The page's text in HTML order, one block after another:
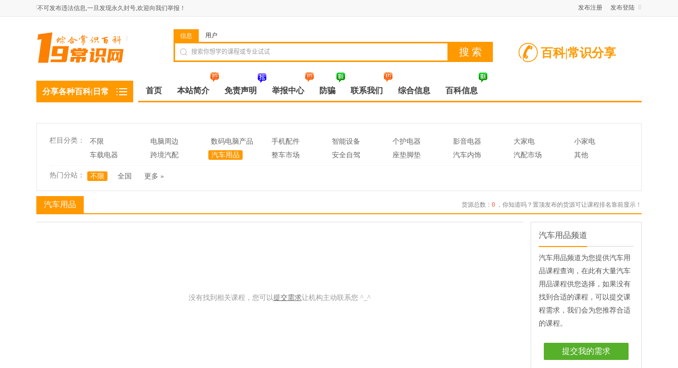
不可发布违法信息,一旦发现永久封号,欢迎向我们举报！ 发布登陆
发布注册
百科|常识分享
信息 用户
分享各种百科|日常 首页 本站简介 免责声明 举报中心 防骗 联系我们 综合信息 百科信息
栏目分类： 不限 电脑周边 数码电脑产品 手机配件 智能设备 个护电器 影音电器 大家电
小家电
车载电器
跨境汽配 汽车用品 整车市场 安全自驾 座垫脚垫 汽车内饰 汽配市场 其他
热门分站： 不限 全国 更多 »
汽车用品 货源总数： 0 ，你知道吗？置顶发布的货源可让课程排名靠前显示！
汽车用品频道
汽车用品频道为您提供汽车用
品课程查询，在此有大量汽车
用品课程供您选择，如果没有
找到合适的课程，可以提交课
程需求，我们会为您推荐合适
的课程。
提交我的需求
没有找到相关课程，您可以提交需求让机构主动联系您 ^_^